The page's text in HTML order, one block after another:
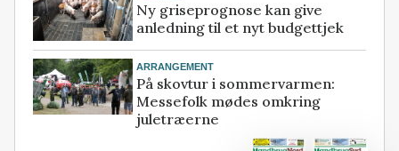
Ny griseprognose kan give
anledning til et nyt budgettjek
ARRANGEMENT
På skovtur i sommervarmen:
Messefolk mødes omkring
juletræerne